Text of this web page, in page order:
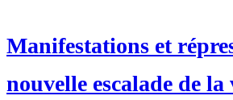
Manifestations et
nouvelle escalade de la